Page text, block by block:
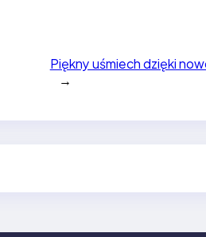
Piękny uśmiech dzięki
→